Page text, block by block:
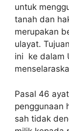
untuk
tanah dan
merupakan
ulayat.
ini ke dalam
Pasal 46
penggunaan
sah tidak